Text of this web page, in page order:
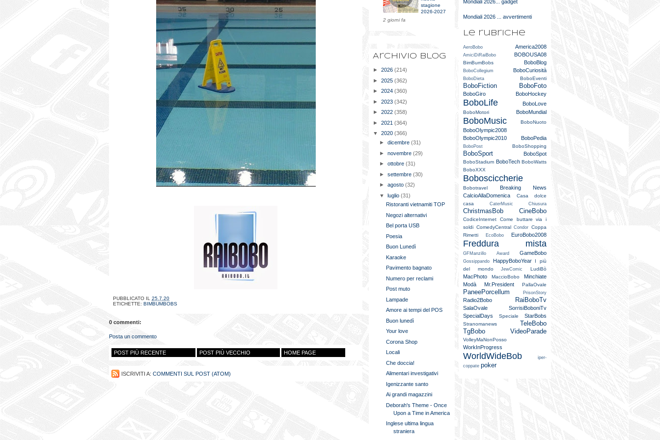
PUBBLICATO IL 25.7.20
ETICHETTE: BIMBUMBOBS
0 commenti:
Posta un commento
POST PIÙ RECENTE POST PIÙ VECCHIO HOME PAGE
ISCRIVITI A: COMMENTI SUL POST (ATOM)
stagione
2026-2027
2 giorni fa
Archivio blog
► 2026 (214)
► 2025 (362)
► 2024 (360)
► 2023 (342)
► 2022 (358)
► 2021 (364)
▼ 2020 (366)
►dicembre(31)
►novembre(29)
►ottobre(31)
►settembre(30)
►agosto(32)
▼luglio(31)
Ristoranti vietnamiti TOP
Negozi alternativi
Bel porta USB
Poesia
Buon Lunedì
Karaoke
Pavimento bagnato
Numero per reclami
Post muto
Lampade
Amore ai tempi del POS
Buon lunedì
Your love
Corona Shop
Locali
Che doccia!
Alimentari investigativi
Igenizzante santo
Ai grandi magazzini
Deborah's Theme - Once
Upon a Time in America
Inglese ultima lingua
straniera
Mondiali 2026... gadget
Mondiali 2026 ... avvertimenti
Le rubriche
AeroBobo America2008
AmiciDiRaiBobo BOBOUSA08
BimBumBobs BoboBlog
BoboCollegium BoboCuriosità
BoboDieta BoboEventi
BoboFiction BoboFoto
BoboGiro BoboHockey
BoboLife BoboLove
BoboMotori BoboMundial
BoboMusic BoboNuoto
BoboOlympic2008
BoboOlympic2010
BoboPedia
BoboPost BoboShopping
BoboSport BoboSpot
BoboStadium BoboTech BoboWatts
BoboXXX
Bobosciccherie
Bobotravel
Breaking News
CalcioAllaDomenica
Casa dolce
casa
CaterMusic Chiusura
ChristmasBob CineBobo
CodiceInternet
Come buttare via i
soldi ComedyCentral Condor
Coppa
Rimetti
EcoBobo EuroBobo2008
Freddura mista
GFManzillo Award GameBobo
Gossippando HappyBoboYear
I più
del mondo
JewComic LudiBò
MacPhoto MaccioBobo
Minchiate
Modà
Mr.President PallaOvale
PaneePorcellum PrisonStory
Radio2Bobo RaiBoboTv
SalaOvale
SorrisiBoboniTv
SpecialDays
Speciale StarBobs
Stranomanews
TeleBobo
TgBobo
VideoParade
VolleyMaNonPosso
WorkInProgress
WorldWideBob
iper-
coppate poker